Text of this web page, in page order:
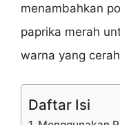
menambahkan
paprika merah
warna yang
Daftar Isi